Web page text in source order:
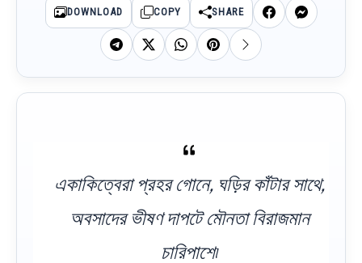
DOWNLOAD COPY SHARE
একাকিত্বেরা প্রহর গোনে, ঘড়ির কাঁটার সাথে,
অবসাদের ভীষণ দাপটে মৌনতা বিরাজমান
চারিপাশে৷